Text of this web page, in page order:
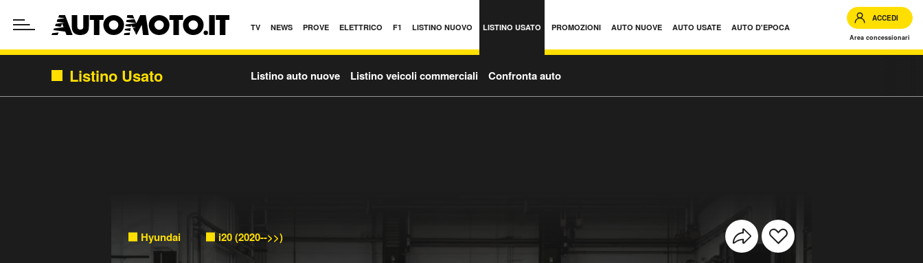
TV NEWS PROVE ELETTRICO F1 LISTINO NUOVO LISTINO USATO PROMOZIONI AUTO NUOVE AUTO USATE AUTO D'EPOCA
ACCEDI
Area concessionari
Listino Usato Listino auto nuove Listino veicoli commerciali Confronta auto
Hyundai i20 (2020-->>)